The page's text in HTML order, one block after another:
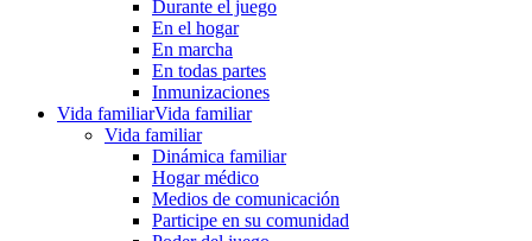
Durante el juego
En el hogar
En marcha
En todas partes
Inmunizaciones
Vida familiarVida familiar
Vida familiar
Dinámica familiar
Hogar médico
Medios de comunicación
Participe en su comunidad